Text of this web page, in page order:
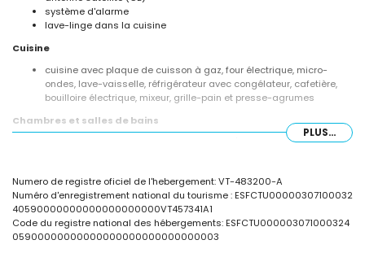
système d'alarme
lave-linge dans la cuisine
Cuisine
cuisine avec plaque de cuisson à gaz, four électrique, micro-
ondes, lave-vaisselle, réfrigérateur avec congélateur, cafetière,
bouilloire électrique, mixeur, grille-pain et presse-agrumes
Chambres et salles de bains
chambre avec climatisation et lit double (190 x 135 cm)
90 cm)
salle de bains avec lavabo, baignoire avec douche, bidet et WC
salle de bains avec lavabo, baignoire avec douche et WC
Extérieur de cette maison de vacances
PLUS...
Numero de registre oficiel de l'hebergement: VT-483200-A
Numéro d'enregistrement national du tourisme : ESFCTU00000307100032
40590000000000000000000VT457341A1
Code du registre national des hébergements: ESFCTU000003071000324
05900000000000000000000000000003